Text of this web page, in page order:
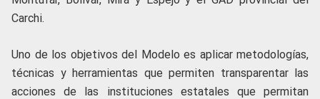
Carchi.
Uno de los objetivos del Modelo es aplicar metodologías,
técnicas y herramientas que permiten transparentar las
acciones de las instituciones estatales que permitan